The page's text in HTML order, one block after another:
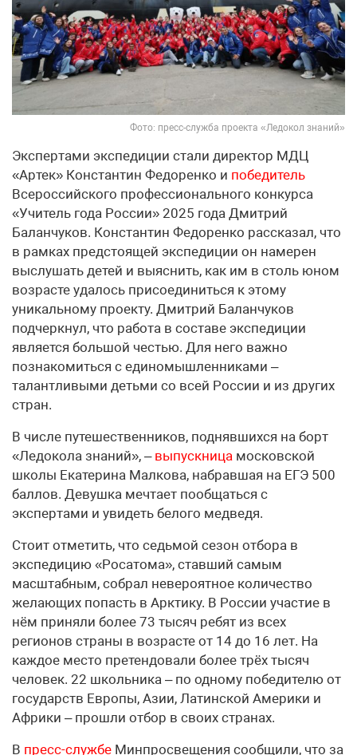
Фото: пресс-служба проекта «Ледокол знаний»
Экспертами экспедиции стали директор МДЦ
«Артек» Константин Федоренко и победитель
Всероссийского профессионального конкурса
«Учитель года России» 2025 года Дмитрий
Баланчуков. Константин Федоренко рассказал, что
в рамках предстоящей экспедиции он намерен
выслушать детей и выяснить, как им в столь юном
возрасте удалось присоединиться к этому
уникальному проекту. Дмитрий Баланчуков
подчеркнул, что работа в составе экспедиции
является большой честью. Для него важно
познакомиться с единомышленниками –
талантливыми детьми со всей России и из других
стран.
В числе путешественников, поднявшихся на борт
«Ледокола знаний», – выпускница московской
школы Екатерина Малкова, набравшая на ЕГЭ 500
баллов. Девушка мечтает пообщаться с
экспертами и увидеть белого медведя.
Стоит отметить, что седьмой сезон отбора в
экспедицию «Росатома», ставший самым
масштабным, собрал невероятное количество
желающих попасть в Арктику. В России участие в
нём приняли более 73 тысяч ребят из всех
регионов страны в возрасте от 14 до 16 лет. На
каждое место претендовали более трёх тысяч
человек. 22 школьника – по одному победителю от
государств Европы, Азии, Латинской Америки и
Африки – прошли отбор в своих странах.
В пресс-службе Минпросвещения сообщили, что за